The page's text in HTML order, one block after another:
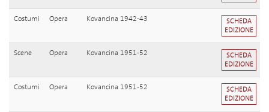
Costumi Opera Kovancina 1942-43
SCHEDA
EDIZIONE
Scene Opera Kovancina 1951-52
SCHEDA
EDIZIONE
Costumi Opera Kovancina 1951-52
SCHEDA
EDIZIONE